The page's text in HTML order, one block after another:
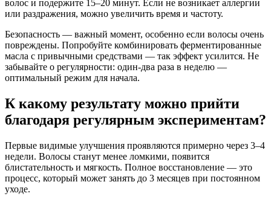
волос и подержите 15–20 минут. Если не возникает аллергии
или раздражения, можно увеличить время и частоту.
Безопасность — важный момент, особенно если волосы очень
повреждены. Попробуйте комбинировать ферментированные
масла с привычными средствами — так эффект усилится. Не
забывайте о регулярности: один-два раза в неделю —
оптимальный режим для начала.
К какому результату можно прийти
благодаря регулярным экспериментам?
Первые видимые улучшения проявляются примерно через 3–4
недели. Волосы станут менее ломкими, появится
блистательность и мягкость. Полное восстановление — это
процесс, который может занять до 3 месяцев при постоянном
уходе.